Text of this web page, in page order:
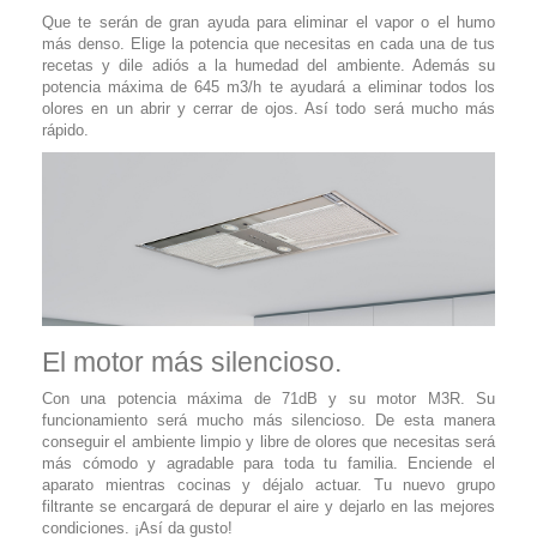
Que te serán de gran ayuda para eliminar el vapor o el humo
más denso. Elige la potencia que necesitas en cada una de tus
recetas y dile adiós a la humedad del ambiente. Además su
potencia máxima de 645 m3/h te ayudará a eliminar todos los
olores en un abrir y cerrar de ojos. Así todo será mucho más
rápido.
El motor más silencioso.
Con una potencia máxima de 71dB y su motor M3R. Su
funcionamiento será mucho más silencioso. De esta manera
conseguir el ambiente limpio y libre de olores que necesitas será
más cómodo y agradable para toda tu familia. Enciende el
aparato mientras cocinas y déjalo actuar. Tu nuevo grupo
filtrante se encargará de depurar el aire y dejarlo en las mejores
condiciones. ¡Así da gusto!